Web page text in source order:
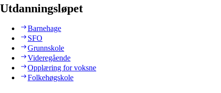
Utdanningsløpet
Barnehage
SFO
Grunnskole
Videregående
Opplæring for voksne
Folkehøgskole